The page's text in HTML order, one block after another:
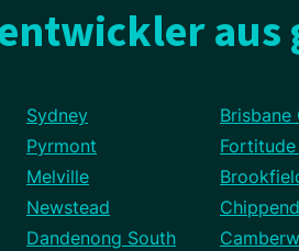
aus
Sydney Brisbane
Pyrmont
Melville
Newstead
Dandenong South